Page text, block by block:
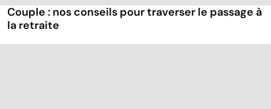
Couple : nos conseils pour traverser le passage à
la retraite